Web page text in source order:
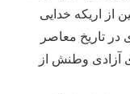
از اریکه خدایی
تاریخ معاصر
آزادی وطنش از